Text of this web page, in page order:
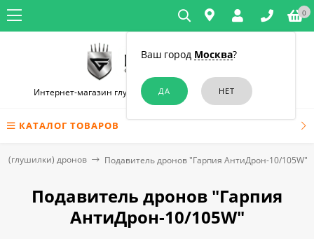
Ваш город Москва?
0
Интернет-магазин глушилок связи и диктофонов в Москве
КАТАЛОГ ТОВАРОВ
(глушилки) дронов Подавитель дронов "Гарпия АнтиДрон-10/105W"
Подавитель дронов "Гарпия
АнтиДрон-10/105W"